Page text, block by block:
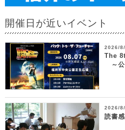
開催日が近いイベント
2026/
The
～公
2026/
読書